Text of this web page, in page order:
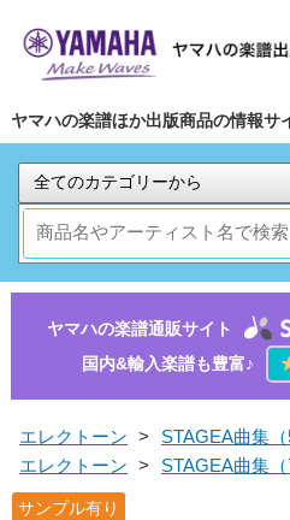
ヤマハの楽譜ほか出版商品の情報サ
ヤマハの楽譜通販サイト
国内&輸入楽譜も豊富♪
エレクトーン >
STAGEA曲集（
エレクトーン > STAGEA曲集（
サンプル有り